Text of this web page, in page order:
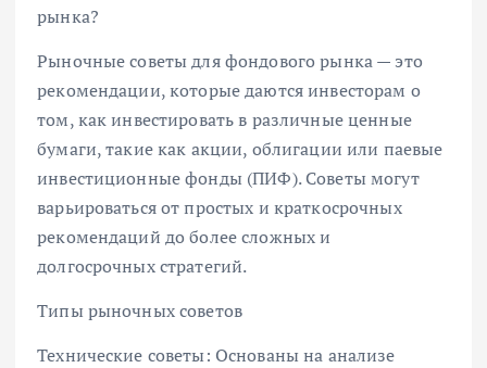
рынка?
Рыночные советы для фондового рынка — это
рекомендации, которые даются инвесторам о
том, как инвестировать в различные ценные
бумаги, такие как акции, облигации или паевые
инвестиционные фонды (ПИФ). Советы могут
варьироваться от простых и краткосрочных
рекомендаций до более сложных и
долгосрочных стратегий.
Типы рыночных советов
Технические советы: Основаны на анализе